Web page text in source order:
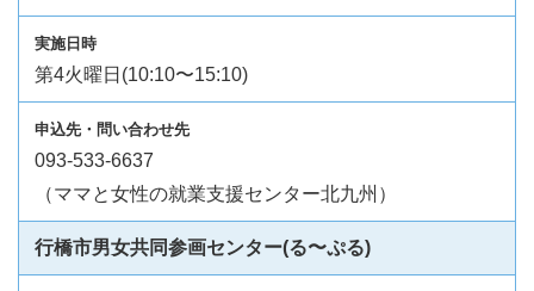
第4火曜日(10:10〜15:10)
093-533-6637
（ママと女性の就業支援センター北九州）
行橋市男女共同参画センター(る〜ぷる)